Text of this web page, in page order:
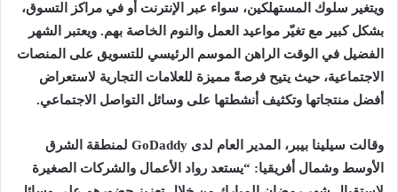
ويتغير سلوك المستهلكين، سواء عبر الإنترنت أو في مراكز التسوق،
بشكل كبير مع تغيّر مواعيد العمل والنوم الخاصة بهم. ويعتبر الشهر
الفضيل في الوقت الراهن الموسم الرئيسي للتسويق على المنصات
الاجتماعية، حيث يتيح فرصةً مميزة للعلامات التجارية لاستعراض
أفضل منتجاتها وتكثيف أنشطتها على وسائل التواصل الاجتماعي.
وقالت سيلينا بيبر، المدير العام لدى GoDaddy لمنطقة الشرق
الأوسط وشمال أفريقيا: “يستعد رواد الأعمال والشركات الصغيرة